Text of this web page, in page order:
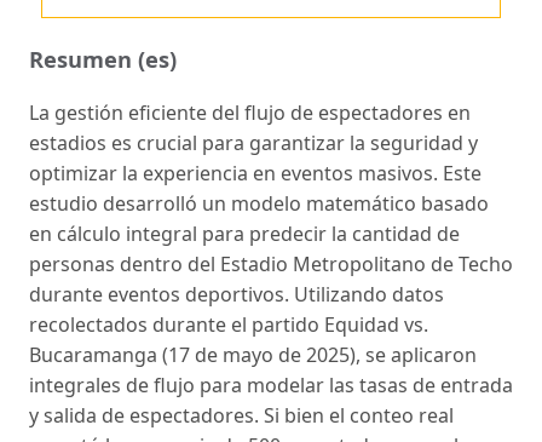
Resumen (es)
La gestión eficiente del flujo de espectadores en
estadios es crucial para garantizar la seguridad y
optimizar la experiencia en eventos masivos. Este
estudio desarrolló un modelo matemático basado
en cálculo integral para predecir la cantidad de
personas dentro del Estadio Metropolitano de Techo
durante eventos deportivos. Utilizando datos
recolectados durante el partido Equidad vs.
Bucaramanga (17 de mayo de 2025), se aplicaron
integrales de flujo para modelar las tasas de entrada
y salida de espectadores. Si bien el conteo real